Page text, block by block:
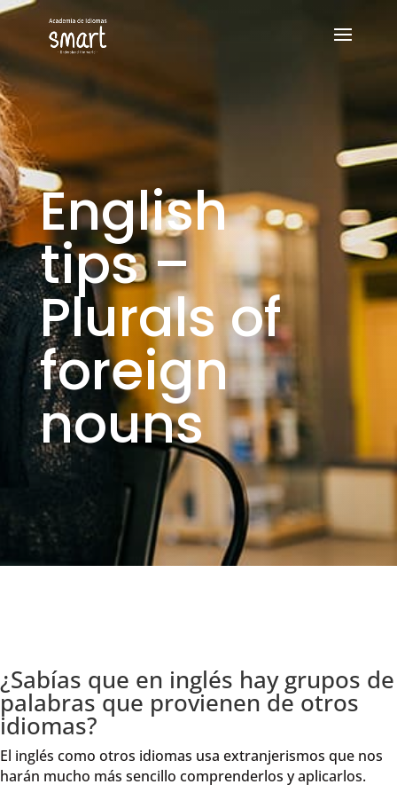
English
tips –
Plurals of
foreign
nouns
¿Sabías que en inglés hay grupos de
palabras que provienen de otros
idiomas?
El inglés como otros idiomas usa extranjerismos que nos
harán mucho más sencillo comprenderlos y aplicarlos.